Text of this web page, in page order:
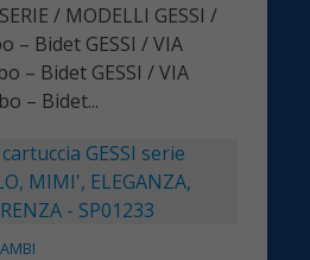
/ MODELLI GESSI /
– Bidet GESSI / VIA
– Bidet GESSI / VIA
– Bidet...